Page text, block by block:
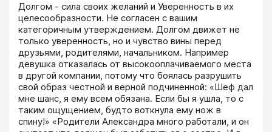
Долгом - сила своих желаний и Уверенность в их
целесообразности. Не согласен с вашим
категоричным утверждением. Долгом движет не
только уверенность, но и чувство вины перед
друзьями, родителями, начальником. Например
девушка отказалась от высокооплачиваемого места
в другой компании, потому что боялась разрушить
свой образ честной и верной подчиненной: «Шеф дал
мне шанс, я ему всем обязана. Если бы я ушла, то с
таким ощущением, будто воткнула ему нож в
спину!» «Родители Александра много работали, и он